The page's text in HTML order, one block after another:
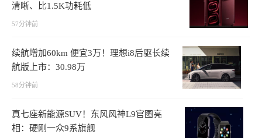
清晰、比1.5K功耗低
57分钟前
续航增加60km 便宜3万！理想i8后驱长续
航版上市：30.98万
58分钟前
真七座新能源SUV！东风风神L9官图亮
相：硬刚一众9系旗舰